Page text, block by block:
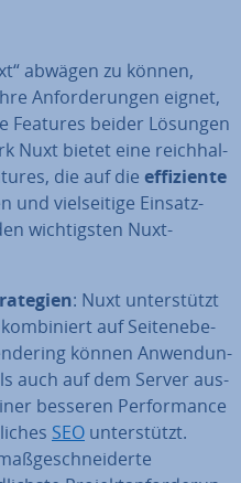
abwägen zu können,
An­for­de­run­gen eignet,
Features beider Lösungen
Nuxt bietet eine reich­hal­
die auf die ef­fi­zi­en­te
und viel­sei­ti­ge Ein­satz­
wich­tigs­ten Nuxt-
: Nuxt un­ter­stützt
kom­bi­niert auf Sei­ten­ebe­
können An­wen­dun­
auch auf dem Server aus­
besseren Per­for­mance
SEO un­ter­stützt.